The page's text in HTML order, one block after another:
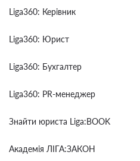
Liga360: Керівник
Liga360: Юрист
Liga360: Бухгалтер
Liga360: PR-менеджер
Знайти юриста Liga:BOOK
Академія ЛІГА:ЗАКОН